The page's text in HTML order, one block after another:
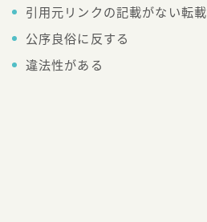
引用元リンクの記載がない転載
公序良俗に反する
違法性がある